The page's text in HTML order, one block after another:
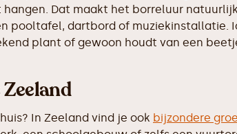
Dat maakt het borreluur
pooltafel, dartbord of
plant of gewoon houdt van een
In Zeeland vind je ook bijzondere